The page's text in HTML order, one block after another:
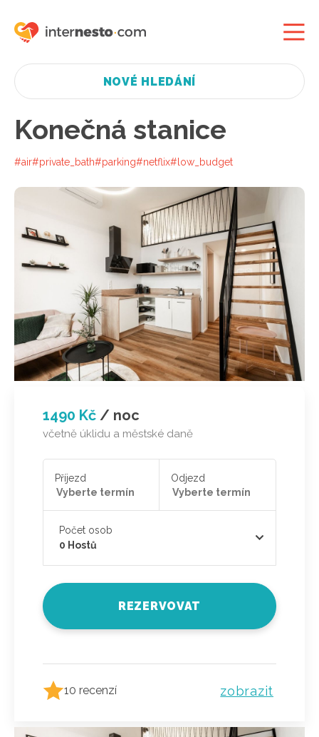
NOVÉ HLEDÁNÍ
Konečná stanice
#air#private_bath#parking#netflix#low_budget
1490 Kč / noc
včetně úklidu a městské daně
Příjezd Odjezd
Počet osob
0 Hostů
REZERVOVAT
10 recenzí zobrazit